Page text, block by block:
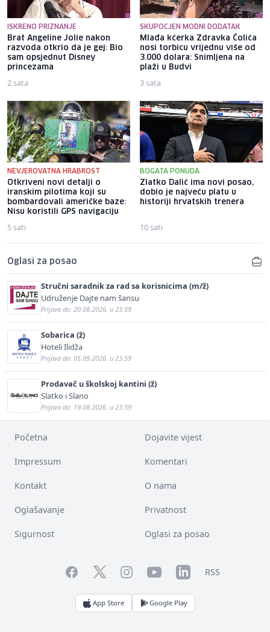
ISKRENO PRIZNANJE
Brat Angeline Jolie nakon
razvoda otkrio da je gej: Bio
sam opsjednut Disney
princezama
2 sata
SKUPOCJEN MODNI DODATAK
Mlađa kćerka Zdravka Čolića
nosi torbicu vrijednu više od
3.000 dolara: Snimljena na
plaži u Budvi
3 sata
NEVJEROVATNA HRABROST
Otkriveni novi detalji o
iranskim pilotima koji su
bombardovali američke baze:
Nisu koristili GPS navigaciju
5 sati
BOGATA PONUDA
Zlatko Dalić ima novi posao,
dobio je najveću platu u
historiji hrvatskih trenera
10 sati
Oglasi za posao
Stručni saradnik za rad sa korisnicima (m/ž)
Udruženje Dajte nam šansu
Prijava do: 20.08.2026. u 23:59
Sobarica (ž)
Hoteli Ilidža
Prijava do: 05.09.2026. u 23:59
Prodavač u školskoj kantini (ž)
Slatko i Slano
Prijava do: 19.08.2026. u 23:59
Početna Dojavite vijest
Impressum Komentari
Kontakt O nama
Oglašavanje Privatnost
Sigurnost Oglasi za posao
FacebookTwitterInstagramYouTubeLinkedInRSS
App Store Google Play